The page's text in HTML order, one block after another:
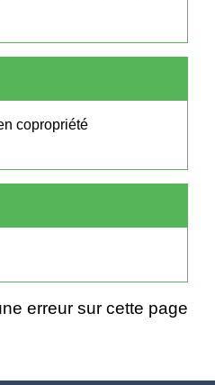
copropriété
erreur sur cette page